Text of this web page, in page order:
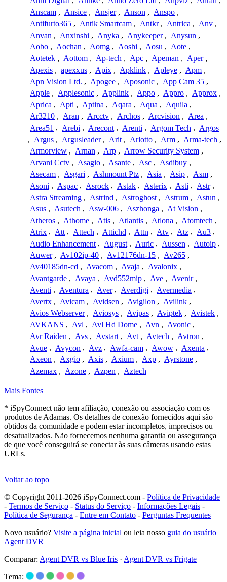
Anscam , Ansice , Ansjer , Anson , Anspo ,
Antifurto365 , Antik Smartcam , Antkr , Antrica , Anv ,
Anvan , Anxinshi , Anyka , Anykeeper , Anysun ,
Aobo , Aochan , Aomg , Aoshi , Aosu , Aote ,
Aotetek , Aottom , Ap-tech , Apc , Apeman , Aper ,
Apexis , apexxus , Apix , Apklink , Apleye , Apm ,
Apn Vision Ltd. , Apogee , Aposonic , App Cam 35 ,
Apple , Applesonic , Applink , Appo , Appro , Approx ,
Aprica , Apti , Aptina , Aqara , Aqua , Aquila ,
Ar3210 , Aran , Arcctv , Archos , Arcvision , Area ,
Area51 , Arebi , Arecont , Arenti , Argom Tech , Argos
, Argus , Argusleader , Arit , Arlotto , Arm , Arma-tech ,
Armorview , Arnan , Arp , Arrow Security System ,
Arvani Cctv , Asagio , Asante , Asc , Asdibuy ,
Asecam , Asgari , Ashmount Ptz , Asia , Asip , Asm ,
Asoni , Aspac , Asrock , Astak , Asterix , Asti , Astr ,
Astra Streaming , Astrind , Astroghost , Astrum , Astun ,
Asus , Asutech , Asw-006 , Aszhonga , At Vision ,
Atheros , Athome , Atis , Atlantis , Atlona , Atomtech ,
Atrix , Att , Attech , Attichd , Attn , Atv , Atz , Au3 ,
Audio Enhancement , August , Auric , Aussen , Autoip ,
Auwer , Av102ip-40 , Av12176dn-15 , Av265 ,
Av40185dn-cd , Avacom , Avaja , Avalonix ,
Avantgarde , Avaya , Avd552mip , Ave , Avenir ,
Aventi , Aventura , Aver , Averdigi , Avermedia ,
Avertx , Avicam , Avidsen , Avigilon , Avilink ,
Avios Webserver , Aviosys , Avipas , Aviptek , Avistek ,
AVKANS , Avl , Avl Hd Dome , Avn , Avonic ,
Avr Raiden , Avs , Avstart , Avt , Avtech , Avtron ,
Avue , Avycon , Avz , Awfa-cam , Awow , Axenta ,
Axeon , Axgio , Axis , Axium , Axp , Ayrstone ,
Azemax , Azone , Azpen , Aztech
Mais Fontes
* iSpyConnect não tem afiliação, conexão ou associação com os
produtos de Adamas. Os detalhes de conexão fornecidos aqui são
obtidos da comunidade e podem estar incompletos, imprecisos ou
desatualizados. Não fornecemos nenhuma garantia ou assegurança
de que você conseguirá se conectar às suas câmeras usando estas
URLs.
Voltar ao topo
© Copyright 2011-2026 iSpyConnect.com - Política de Privacidade
- Termos de Serviço - Status do Serviço - Informações Legais -
Política de Segurança - Entre em Contato - Perguntas Frequentes
Novo usuário? Visite a página inicial ou leia nosso guia do usuário
Agent DVR
Comparar: Agent DVR vs Blue Iris · Agent DVR vs Frigate
Tema: